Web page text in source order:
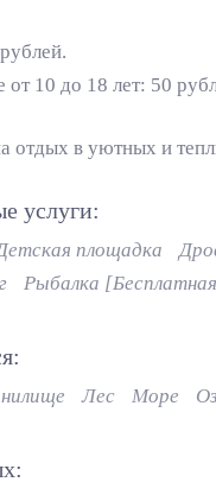
10 до 18 лет: 50
отдых в уютных и
услуги:
площадка
Рыбалка
Лес Море